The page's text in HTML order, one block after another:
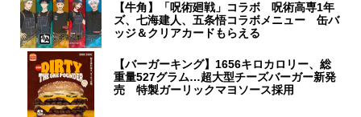
【牛角】「呪術廻戦」コラボ 呪術高専1年
ズ、七海建人、五条悟コラボメニュー 缶バ
ッジ＆クリアカードもらえる
【バーガーキング】1656キロカロリー、総
重量527グラム…超大型チーズバーガー新発
売 特製ガーリックマヨソース採用